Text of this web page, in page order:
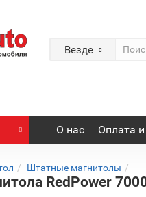
Везде
О нас Оплата
Штатные магнитолы
RedPower